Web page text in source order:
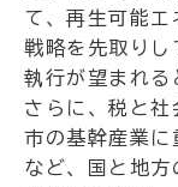
て、再生可能エ
戦略を先取りし
執行が望まれる
さらに、税と社
市の基幹産業に
など、国と地方